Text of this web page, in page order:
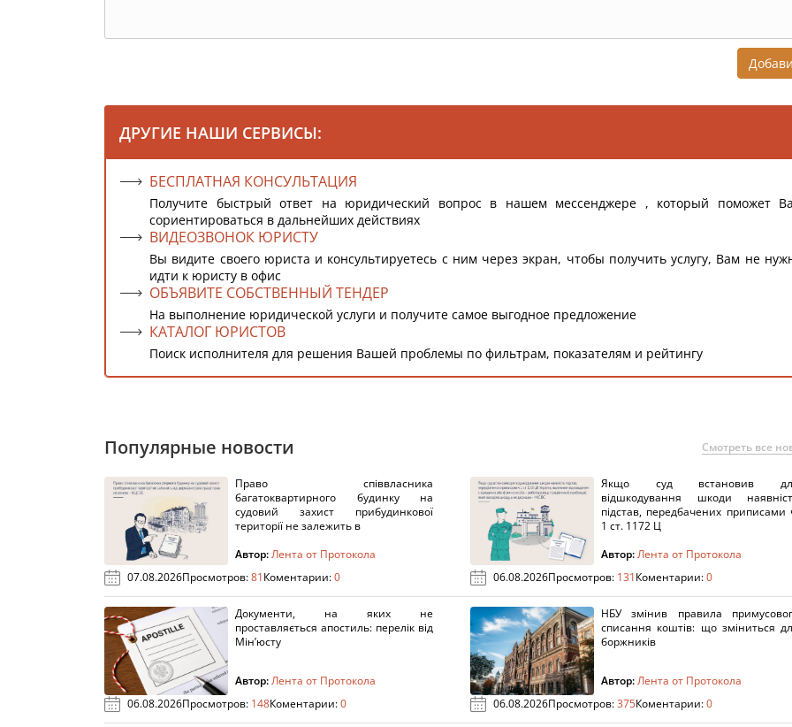
ДРУГИЕ НАШИ СЕРВИСЫ:
БЕСПЛАТНАЯ КОНСУЛЬТАЦИЯ
Получите быстрый ответ на юридический вопрос в нашем мессенджере , который поможет
сориентироваться в дальнейших действиях
ВИДЕОЗВОНОК ЮРИСТУ
Вы видите своего юриста и консультируетесь с ним через экран, чтобы получить услугу, Вам не
идти к юристу в офис
ОБЪЯВИТЕ СОБСТВЕННЫЙ ТЕНДЕР
На выполнение юридической услуги и получите самое выгодное предложение
КАТАЛОГ ЮРИСТОВ
Поиск исполнителя для решения Вашей проблемы по фильтрам, показателям и рейтингу
Популярные новости Смотреть все
Право співвласника
багатоквартирного будинку на
судовий захист прибудинкової
території не залежить в
Автор:Лента от Протокола
07.08.2026Просмотров:81Коментарии:0
Якщо суд встановив
відшкодування шкоди
підстав, передбачених приписами
1 ст. 1172 Ц
Автор:Лента от Протокола
06.08.2026Просмотров: 131Коментарии:0
Документи, на яких не
проставляється апостиль: перелік від
Мін’юсту
Автор:Лента от Протокола
06.08.2026Просмотров: 148Коментарии:0
НБУ змінив правила
списання коштів: що зміниться
боржників
Автор:Лента от Протокола
06.08.2026Просмотров:375Коментарии:0